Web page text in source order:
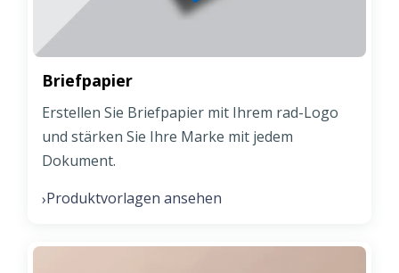
Briefpapier
Erstellen Sie Briefpapier mit Ihrem rad-Logo
und stärken Sie Ihre Marke mit jedem
Dokument.
›Produktvorlagen ansehen